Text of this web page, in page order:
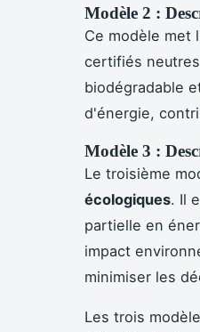
Modèle 2 :
Ce modèle met
certifiés
biodégradable
d'énergie,
Modèle 3 :
Le troisième
écologiques. Il
partielle en
impact
minimiser les
Les trois